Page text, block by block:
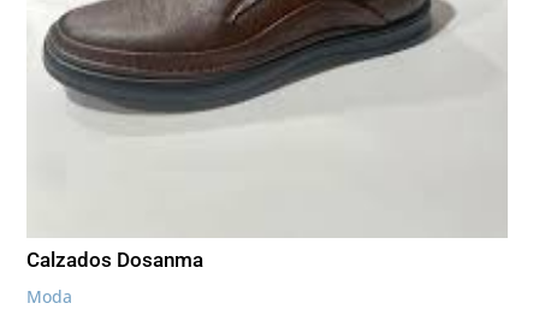
Calzados Dosanma
Moda